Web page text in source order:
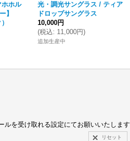
ホル
】
光・調光サングラス / ティア
ドロップサングラス
10,000円
(税込: 11,000円)
追加生産中
を受け取れる設定にてお願いいたします
リセット